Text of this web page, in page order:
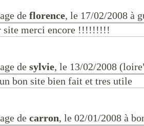
de florence, le 17/02/2008 à
site merci encore !!!!!!!!!
de sylvie, le 13/02/2008
bon site bien fait et tres utile
de carron, le 02/01/2008 à